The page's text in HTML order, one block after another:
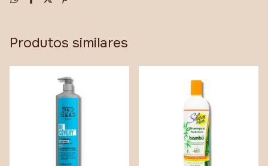
Produtos similares